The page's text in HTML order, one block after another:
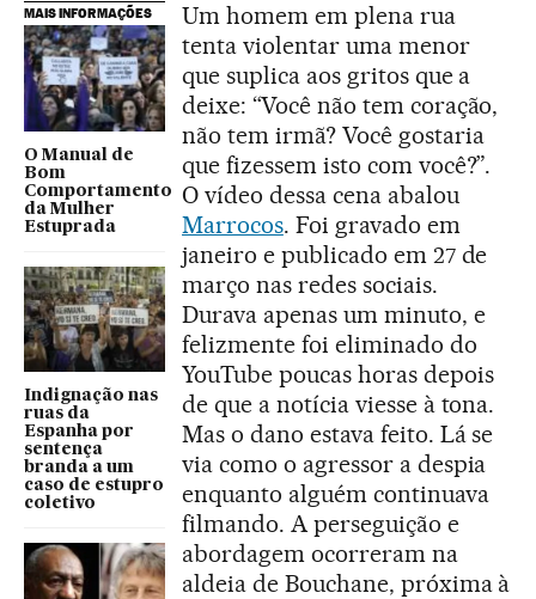
MAIS INFORMAÇÕES
O Manual de
Bom
Comportamento
da Mulher
Estuprada
Indignação nas
ruas da
Espanha por
sentença
branda a um
caso de estupro
coletivo
Um homem em plena rua
tenta violentar uma menor
que suplica aos gritos que a
deixe: “Você não tem coração,
não tem irmã? Você gostaria
que fizessem isto com você?”.
O vídeo dessa cena abalou
Marrocos. Foi gravado em
janeiro e publicado em 27 de
março nas redes sociais.
Durava apenas um minuto, e
felizmente foi eliminado do
YouTube poucas horas depois
de que a notícia viesse à tona.
Mas o dano estava feito. Lá se
via como o agressor a despia
enquanto alguém continuava
filmando. A perseguição e
abordagem ocorreram na
aldeia de Bouchane, próxima à